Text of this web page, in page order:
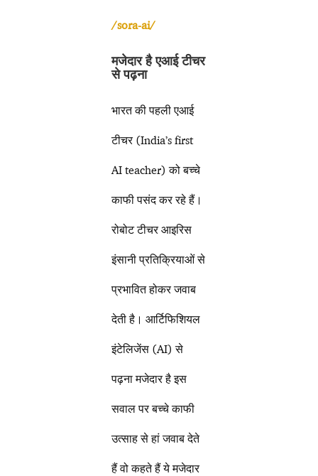
/sora-ai/
मजेदार है एआई टीचर
से पढ़ना
भारत की पहली एआई
टीचर (India’s first
AI teacher) को बच्चे
काफी पसंद कर रहे हैं।
रोबोट टीचर आइरिस
इंसानी प्रतिक्रियाओं से
प्रभावित होकर जवाब
देती है। आर्टिफिशियल
इंटेलिजेंस (AI) से
पढ़ना मजेदार है इस
सवाल पर बच्चे काफी
उत्साह से हां जवाब देते
हैं वो कहते हैं ये मजेदार